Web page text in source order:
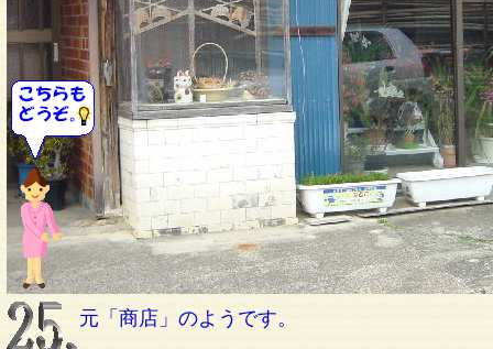
元「商店」のようです。